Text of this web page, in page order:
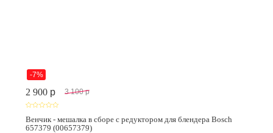
-7%
2 900 p 3 100 p
Венчик - мешалка в сборе с редуктором для блендера Bosch
657379 (00657379)